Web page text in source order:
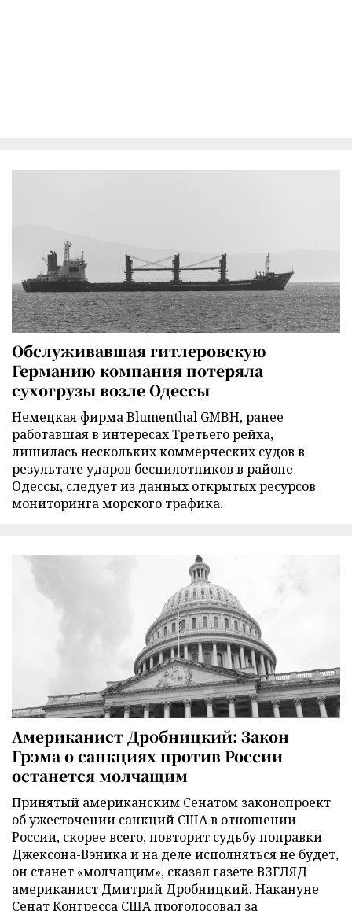
Обслуживавшая гитлеровскую
Германию компания потеряла
сухогрузы возле Одессы
Немецкая фирма Blumenthal GMBH, ранее
работавшая в интересах Третьего рейха,
лишилась нескольких коммерческих судов в
результате ударов беспилотников в районе
Одессы, следует из данных открытых ресурсов
мониторинга морского трафика.
Американист Дробницкий: Закон
Грэма о санкциях против России
останется молчащим
Принятый американским Сенатом законопроект
об ужесточении санкций США в отношении
России, скорее всего, повторит судьбу поправки
Джексона-Вэника и на деле исполняться не будет,
он станет «молчащим», сказал газете ВЗГЛЯД
американист Дмитрий Дробницкий. Накануне
Сенат Конгресса США проголосовал за